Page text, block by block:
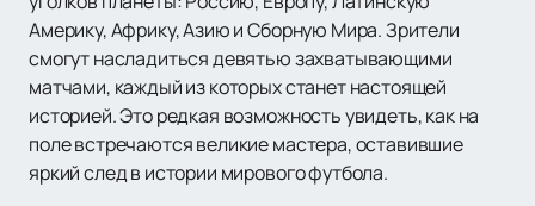
Америку, Африку, Азию и Сборную Мира. Зрители
смогут насладиться девятью захватывающими
матчами, каждый из которых станет настоящей
историей. Это редкая возможность увидеть, как на
поле встречаются великие мастера, оставившие
яркий след в истории мирового футбола.